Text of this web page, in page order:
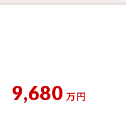
9,680 万円